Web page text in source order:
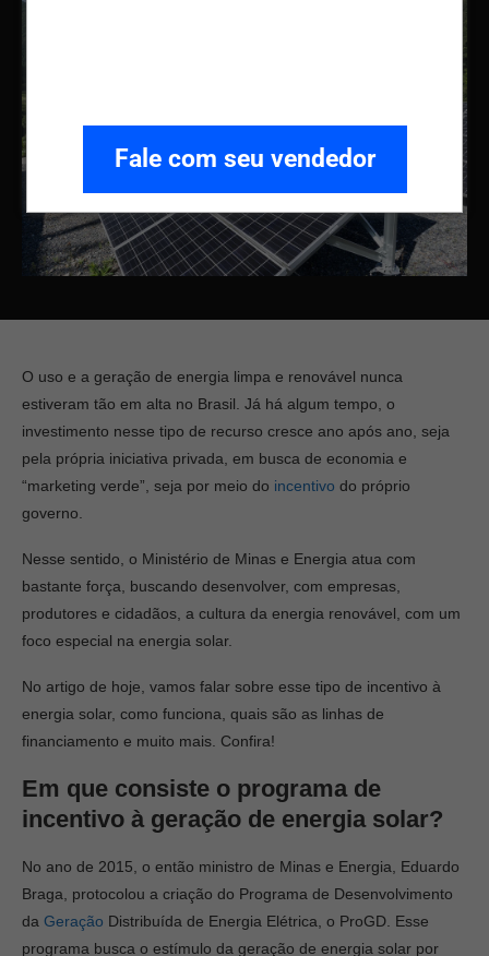
Fale com seu vendedor
O uso e a geração de energia limpa e renovável nunca
estiveram tão em alta no Brasil. Já há algum tempo, o
investimento nesse tipo de recurso cresce ano após ano, seja
pela própria iniciativa privada, em busca de economia e
“marketing verde”, seja por meio do incentivo do próprio
governo.
Nesse sentido, o Ministério de Minas e Energia atua com
bastante força, buscando desenvolver, com empresas,
produtores e cidadãos, a cultura da energia renovável, com um
foco especial na energia solar.
No artigo de hoje, vamos falar sobre esse tipo de incentivo à
energia solar, como funciona, quais são as linhas de
financiamento e muito mais. Confira!
Em que consiste o programa de
incentivo à geração de energia solar?
No ano de 2015, o então ministro de Minas e Energia, Eduardo
Braga, protocolou a criação do Programa de Desenvolvimento
da Geração Distribuída de Energia Elétrica, o ProGD. Esse
programa busca o estímulo da geração de energia solar por